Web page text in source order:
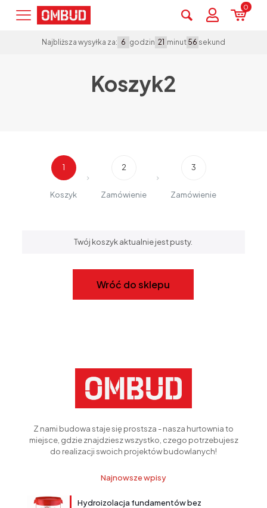
0
Najbliższa wysyłka za: 6 godzin 21 minut 56 sekund
Koszyk2
1
Koszyk
2
Zamówienie
3
Zamówienie
Twój koszyk aktualnie jest pusty.
Wróć do sklepu
Z nami budowa staje się prostsza - nasza hurtownia to
miejsce, gdzie znajdziesz wszystko, czego potrzebujesz
do realizacji swoich projektów budowlanych!
Najnowsze wpisy
Hydroizolacja fundamentów bez